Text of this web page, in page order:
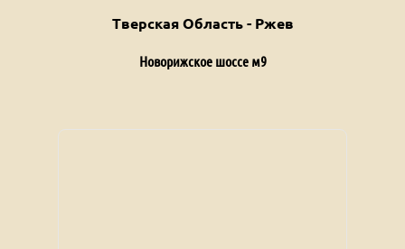
Тверская Область - Ржев
Новорижское шоссе м9